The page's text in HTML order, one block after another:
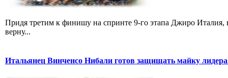
Придя третим к финишу на спринте 9-го этапа Джиро
верну...
Итальянец Винченсо Нибали готов защищать майку